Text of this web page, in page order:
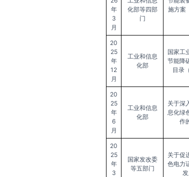
年
3
月
化部等四部
门
施方
20
25
年
12
月
工业和信息
化部
国家工
节能降
目录
20
25
年
6
月
工业和信息
化部
关于深
息化绿
作
20
25
年
3
国家发改委
等五部门
关于促
色电力